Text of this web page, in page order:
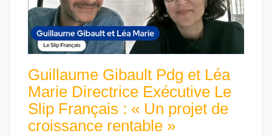
Guillaume Gibault Pdg et Léa
Marie Directrice Exécutive Le
Slip Français : « Un projet de
croissance rentable »